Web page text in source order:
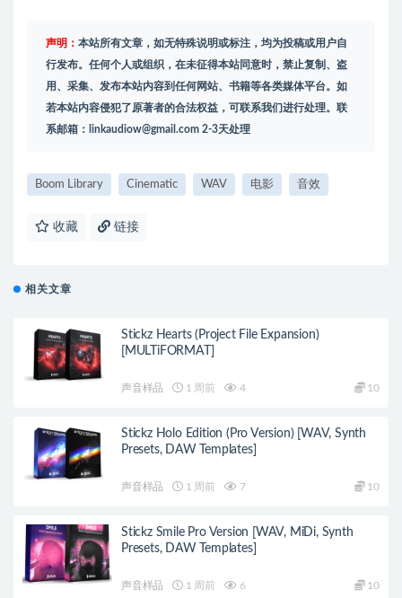
声明： 本站所有文章，如无特殊说明或标注，均为投稿或用户自
行发布。任何个人或组织，在未征得本站同意时，禁止复制、盗
用、采集、发布本站内容到任何网站、书籍等各类媒体平台。如
若本站内容侵犯了原著者的合法权益，可联系我们进行处理。联
系邮箱： linkaudiow@gmail.com 2-3天处理
Boom Library Cinematic WAV 电影 音效
收藏 链接
相关文章
Stickz Hearts (Project File Expansion)
[MULTiFORMAT]
声音样品 1 周前 4 10
Stickz Holo Edition (Pro Version) [WAV, Synth
Presets, DAW Templates]
声音样品 1 周前 7 10
Stickz Smile Pro Version [WAV, MiDi, Synth
Presets, DAW Templates]
声音样品 1 周前 6 10